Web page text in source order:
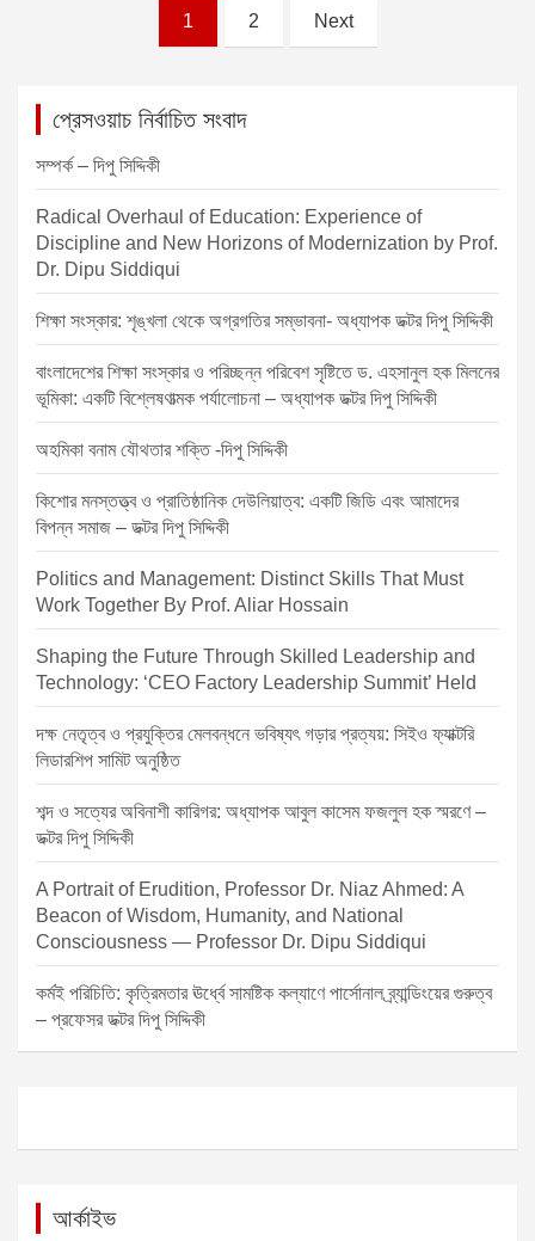
1 2 Next
প্রেসওয়াচ নির্বাচিত সংবাদ
সম্পর্ক – দিপু সিদ্দিকী
Radical Overhaul of Education: Experience of
Discipline and New Horizons of Modernization by Prof.
Dr. Dipu Siddiqui
শিক্ষা সংস্কার: শৃঙ্খলা থেকে অগ্রগতির সম্ভাবনা- অধ্যাপক ডক্টর দিপু সিদ্দিকী
বাংলাদেশের শিক্ষা সংস্কার ও পরিচ্ছন্ন পরিবেশ সৃষ্টিতে ড. এহসানুল হক মিলনের
ভূমিকা: একটি বিশ্লেষণাত্মক পর্যালোচনা – অধ্যাপক ডক্টর দিপু সিদ্দিকী
অহমিকা বনাম যৌথতার শক্তি -দিপু সিদ্দিকী
কিশোর মনস্তত্ত্ব ও প্রাতিষ্ঠানিক দেউলিয়াত্ব: একটি জিডি এবং আমাদের
বিপন্ন সমাজ – ডক্টর দিপু সিদ্দিকী
Politics and Management: Distinct Skills That Must
Work Together By Prof. Aliar Hossain
Shaping the Future Through Skilled Leadership and
Technology: ‘CEO Factory Leadership Summit’ Held
দক্ষ নেতৃত্ব ও প্রযুক্তির মেলবন্ধনে ভবিষ্যৎ গড়ার প্রত্যয়: সিইও ফ্যাক্টরি
লিডারশিপ সামিট অনুষ্ঠিত
শব্দ ও সত্যের অবিনাশী কারিগর: অধ্যাপক আবুল কাসেম ফজলুল হক স্মরণে –
ডক্টর দিপু সিদ্দিকী
A Portrait of Erudition, Professor Dr. Niaz Ahmed: A
Beacon of Wisdom, Humanity, and National
Consciousness — Professor Dr. Dipu Siddiqui
কর্মই পরিচিতি: কৃত্রিমতার ঊর্ধ্বে সামষ্টিক কল্যাণে পার্সোনাল ব্র্যান্ডিংয়ের গুরুত্ব
– প্রফেসর ডক্টর দিপু সিদ্দিকী
আর্কাইভ